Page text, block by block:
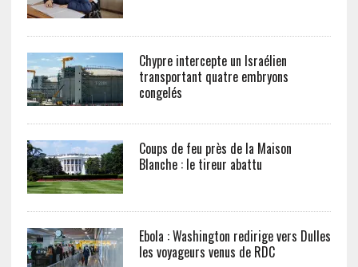
Chypre intercepte un Israélien
transportant quatre embryons
congelés
Coups de feu près de la Maison
Blanche : le tireur abattu
Ebola : Washington redirige vers Dulles
les voyageurs venus de RDC